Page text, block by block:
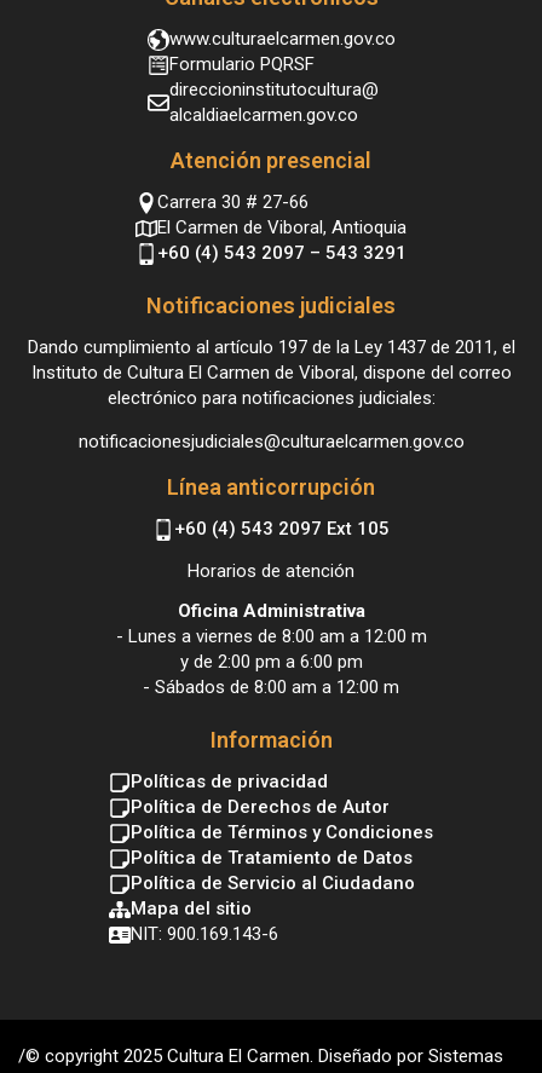
www.culturaelcarmen.gov.co
Formulario PQRSF
direccioninstitutocultura@
alcaldiaelcarmen.gov.co
Atención presencial
Carrera 30 # 27-66
El Carmen de Viboral, Antioquia
+60 (4) 543 2097 – 543 3291
Notificaciones judiciales
Dando cumplimiento al artículo 197 de la Ley 1437 de 2011, el
Instituto de Cultura El Carmen de Viboral, dispone del correo
electrónico para notificaciones judiciales:
notificacionesjudiciales@culturaelcarmen.gov.co
Línea anticorrupción
+60 (4) 543 2097 Ext 105
Horarios de atención
Oficina Administrativa
- Lunes a viernes de 8:00 am a 12:00 m
y de 2:00 pm a 6:00 pm
- Sábados de 8:00 am a 12:00 m
Información
Políticas de privacidad
Política de Derechos de Autor
Política de Términos y Condiciones
Política de Tratamiento de Datos
Política de Servicio al Ciudadano
Mapa del sitio
NIT: 900.169.143-6
/© copyright 2025 Cultura El Carmen. Diseñado por Sistemas